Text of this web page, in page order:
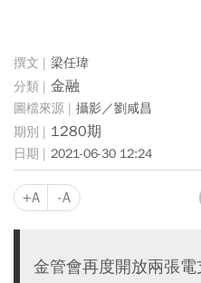
梁任瑋
金融
攝影／劉咸昌
1280期
2021-06-30 12:24
+A -A
金管會再度開放兩張